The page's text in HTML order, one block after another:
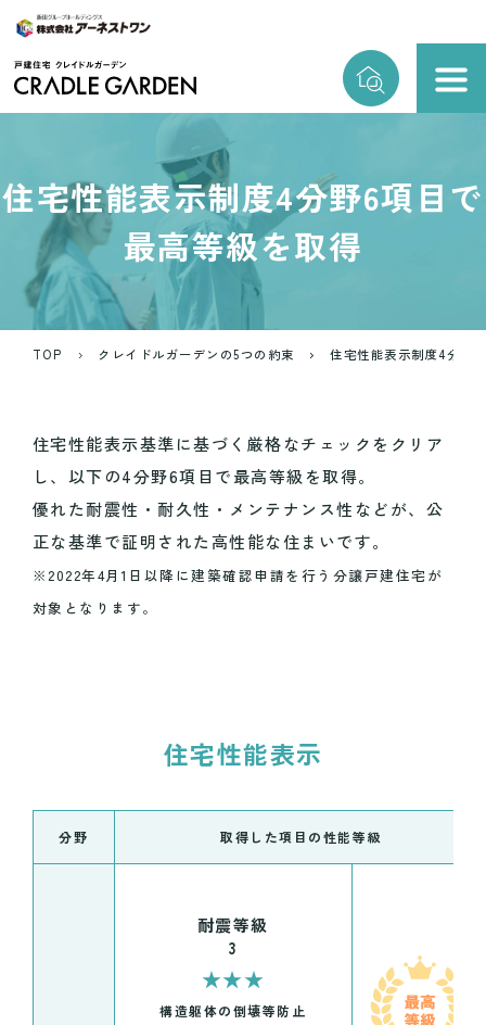
住宅性能表示制度4分野6項目で
最高等級を取得
TOP クレイドルガーデンの5つの約束 住宅性能表示制度4分野
住宅性能表示基準に基づく厳格なチェックをクリア
し、以下の4分野6項目で最高等級を取得。
優れた耐震性・耐久性・メンテナンス性などが、公
正な基準で証明された高性能な住まいです。
※2022年4月1日以降に建築確認申請を行う分譲戸建住宅が
対象となります。
住宅性能表示
分野 取得した項目の性能等級
耐震等級
3
★★★
構造躯体の倒壊等防止